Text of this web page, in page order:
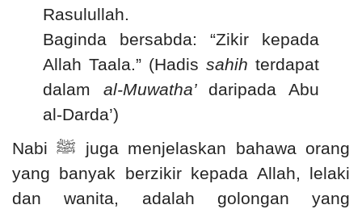
Rasulullah.
Baginda bersabda: “Zikir kepada
Allah Taala.” (Hadis sahih terdapat
dalam al-Muwatha’daripada Abu
al-Darda’)
Nabiﷺ juga menjelaskan bahawa orang
yang banyak berzikir kepada Allah, lelaki
dan wanita, adalah golongan yang